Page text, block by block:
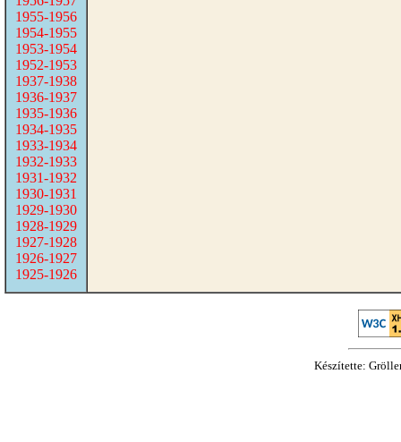
1955-1956
1954-1955
1953-1954
1952-1953
1937-1938
1936-1937
1935-1936
1934-1935
1933-1934
1932-1933
1931-1932
1930-1931
1929-1930
1928-1929
1927-1928
1926-1927
1925-1926
Készítette: